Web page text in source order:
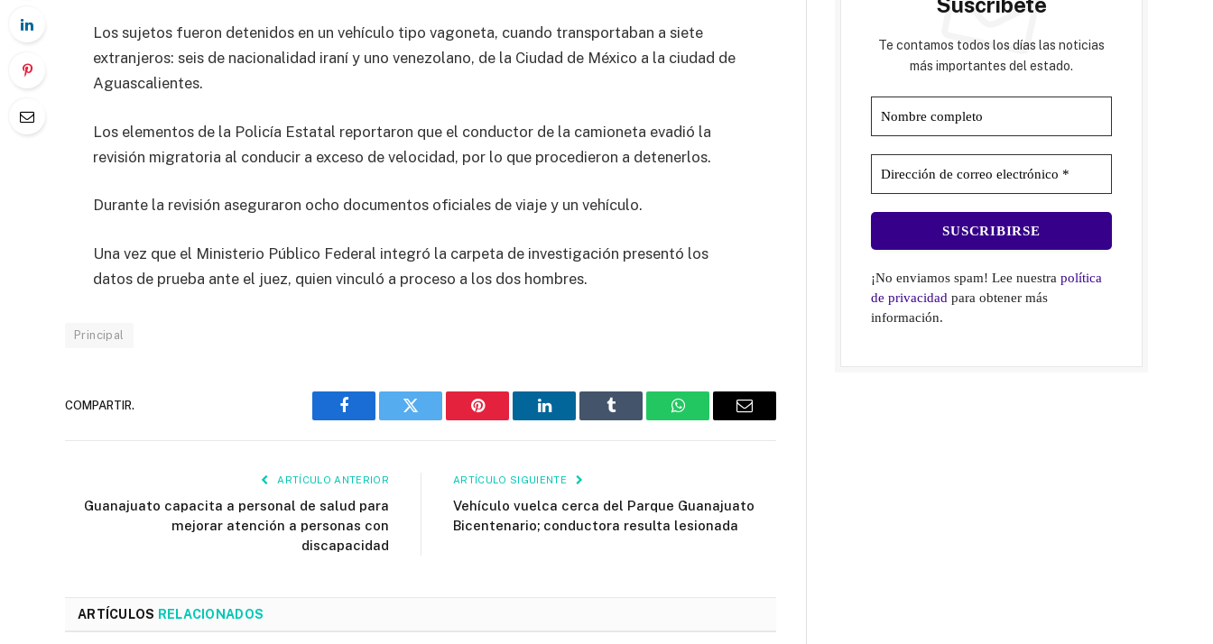
Los sujetos fueron detenidos en un vehículo tipo vagoneta, cuando transportaban a siete
extranjeros: seis de nacionalidad iraní y uno venezolano, de la Ciudad de México a la ciudad de
Aguascalientes.
Los elementos de la Policía Estatal reportaron que el conductor de la camioneta evadió la
revisión migratoria al conducir a exceso de velocidad, por lo que procedieron a detenerlos.
Durante la revisión aseguraron ocho documentos oficiales de viaje y un vehículo.
Una vez que el Ministerio Público Federal integró la carpeta de investigación presentó los
datos de prueba ante el juez, quien vinculó a proceso a los dos hombres.
Principal
COMPARTIR.
Facebook Twitter Pinterest LinkedIn Tumblr WhatsAppEmail
ARTÍCULO ANTERIOR
Guanajuato capacita a personal de salud para
mejorar atención a personas con
discapacidad
ARTÍCULO SIGUIENTE
Vehículo vuelca cerca del Parque Guanajuato
Bicentenario; conductora resulta lesionada
ARTÍCULOS RELACIONADOS
Te contamos todos los días las noticias
más importantes del estado.
¡No enviamos spam! Lee nuestrapolítica
de privacidad para obtener más
información.